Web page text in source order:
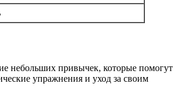
небольших привычек, которые помогут
упражнения и уход за своим